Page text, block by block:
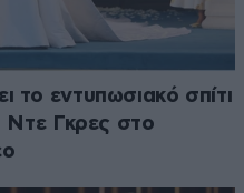
το εντυπωσιακό σπίτι
Ντε Γκρες στο